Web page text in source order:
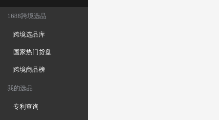
1688跨境选品
跨境选品库
国家热门货盘
跨境商品榜
我的选品
专利查询